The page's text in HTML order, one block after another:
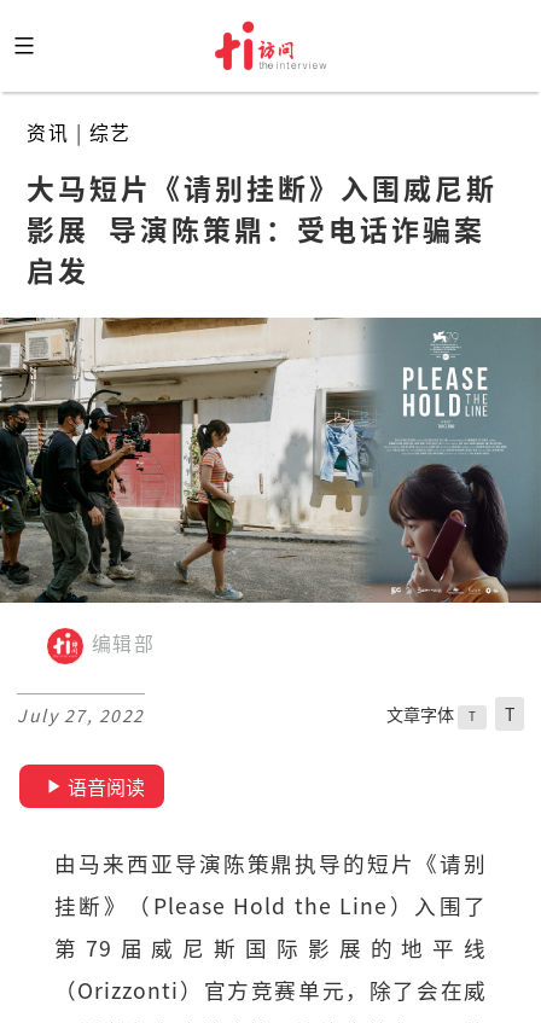
to
content
资讯 | 综艺
大马短片《请别挂断》入围威尼斯
影展  导演陈策鼎：受电话诈骗案
启发
编辑部
July 27, 2022 文章字体 T T
语音阅读
由马来西亚导演陈策鼎执导的短片《请别
挂断》（Please Hold the Line）入围了
第79届威尼斯国际影展的地平线
（Orizzonti）官方竞赛单元，除了会在威